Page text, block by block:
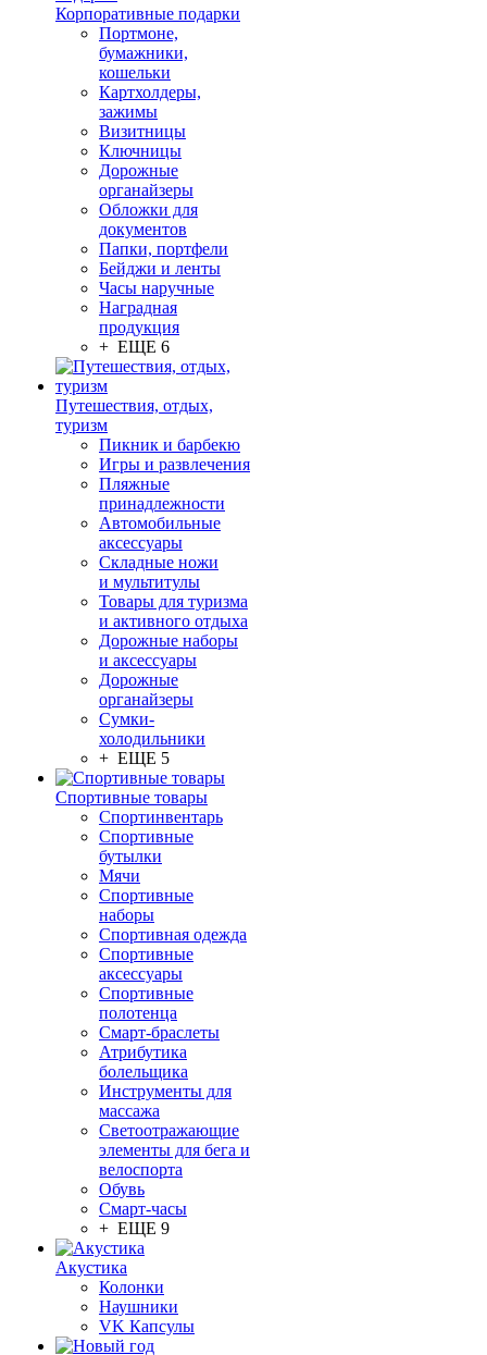
Корпоративные подарки
Портмоне,
бумажники,
кошельки
Картхолдеры,
зажимы
Визитницы
Ключницы
Дорожные
органайзеры
Обложки для
документов
Папки, портфели
Бейджи и ленты
Часы наручные
Наградная
продукция
+ ЕЩЕ 6
Путешествия, отдых,
туризм
Пикник и барбекю
Игры и развлечения
Пляжные
принадлежности
Автомобильные
аксессуары
Складные ножи
и мультитулы
Товары для туризма
и активного отдыха
Дорожные наборы
и аксессуары
Дорожные
органайзеры
Сумки-
холодильники
+ ЕЩЕ 5
Спортивные товары
Спортинвентарь
Спортивные
бутылки
Мячи
Спортивные
наборы
Спортивная одежда
Спортивные
аксессуары
Спортивные
полотенца
Смарт-браслеты
Атрибутика
болельщика
Инструменты для
массажа
Светоотражающие
элементы для бега и
велоспорта
Обувь
Смарт-часы
+ ЕЩЕ 9
Акустика
Колонки
Наушники
VK Капсулы